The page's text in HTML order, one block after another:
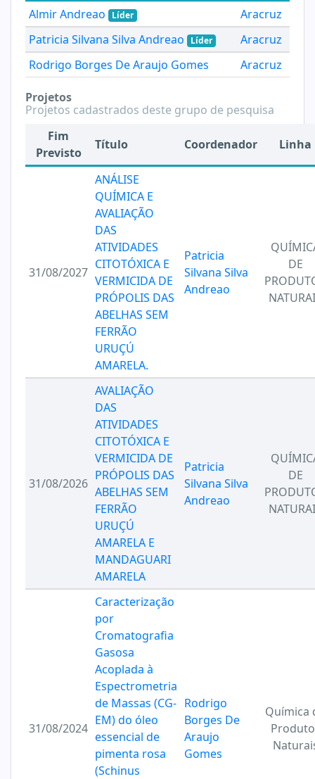
Almir Andreao
Líder
Aracruz
Patricia Silvana Silva Andreao
Líder
Aracruz
Rodrigo Borges De Araujo Gomes
Aracruz
Projetos
Projetos cadastrados deste grupo de pesquisa
Fim
Previsto
Título Coordenador Linha
31/08/2027
ANÁLISE
QUÍMICA E
AVALIAÇÃO
DAS
ATIVIDADES
CITOTÓXICA E
VERMICIDA DE
PRÓPOLIS DAS
ABELHAS SEM
FERRÃO
URUÇÚ
AMARELA.
Patricia
Silvana Silva
Andreao
DE
31/08/2026
AVALIAÇÃO
DAS
ATIVIDADES
CITOTÓXICA E
VERMICIDA DE
PRÓPOLIS DAS
ABELHAS SEM
FERRÃO
URUÇÚ
AMARELA E
MANDAGUARI
AMARELA
Patricia
Silvana Silva
Andreao
DE
31/08/2024
Caracterização
por
Cromatografia
Gasosa
Acoplada à
Espectrometria
de Massas (CG-
EM) do óleo
essencial de
pimenta rosa
(Schinus
Rodrigo
Borges De
Araujo
Gomes
Química